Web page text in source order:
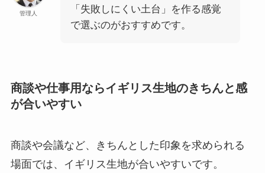
管理人
「失敗しにくい土台」を作る感覚
で選ぶのがおすすめです。
商談や仕事用ならイギリス生地のきちんと感
が合いやすい
商談や会議など、きちんとした印象を求められる
場面では、イギリス生地が合いやすいです。